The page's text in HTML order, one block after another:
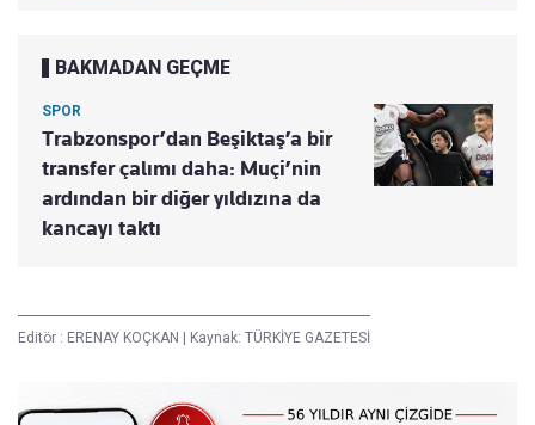
BAKMADAN GEÇME
SPOR
Trabzonspor’dan Beşiktaş’a bir
transfer çalımı daha: Muçi’nin
ardından bir diğer yıldızına da
kancayı taktı
Editör : ERENAY KOÇKAN Kaynak: TÜRKİYE GAZETESİ